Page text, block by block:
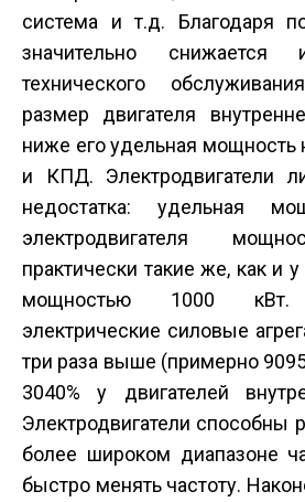
система и т.д. Благодаря
значительно снижается
технического
размер двигателя
ниже его удельная мощность
и КПД. Электродвигатели
недостатка: удельная
электродвигателя
практически такие же, как и у
мощностью 1000
электрические силовые
три раза выше (примерно
30­40% у двигателей
Электродвигатели способны
более широком диапазоне
быстро менять частоту.